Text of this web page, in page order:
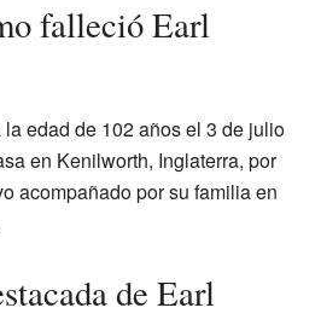
falleció Earl
edad de 102 años el 3 de julio
en Kenilworth, Inglaterra, por
acompañado por su familia en
de Earl